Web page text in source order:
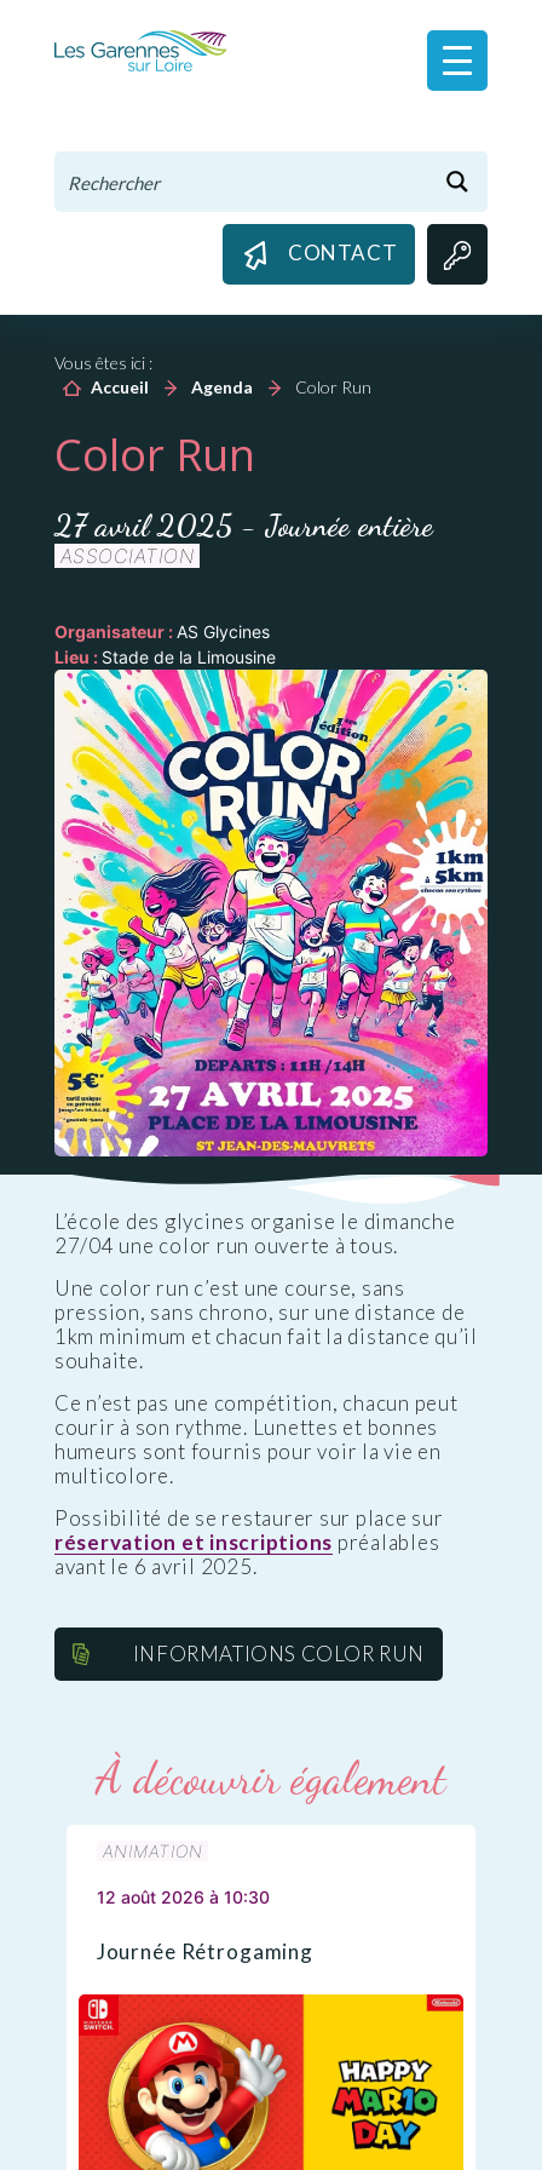
CONTACT
Vous êtes ici :
Accueil
Agenda Color Run
Color Run
27 avril 2025 - Journée entière
ASSOCIATION
Organisateur :AS Glycines
Lieu : Stade de la Limousine
L’école des glycines organise le dimanche
27/04 une color run ouverte à tous.
Une color run c’est une course, sans
pression, sans chrono, sur une distance de
1km minimum et chacun fait la distance qu’il
souhaite.
Ce n’est pas une compétition, chacun peut
courir à son rythme. Lunettes et bonnes
humeurs sont fournis pour voir la vie en
multicolore.
Possibilité de se restaurer sur place sur
réservation et inscriptions préalables
avant le 6 avril 2025.
INFORMATIONS COLOR RUN
À découvrir également
ANIMATION
12 août 2026 à 10:30
Journée Rétrogaming